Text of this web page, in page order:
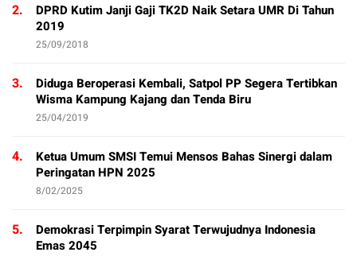
2.
DPRD Kutim Janji Gaji TK2D Naik Setara UMR Di Tahun
2019
25/09/2018
3.
Diduga Beroperasi Kembali, Satpol PP Segera Tertibkan
Wisma Kampung Kajang dan Tenda Biru
25/04/2019
4.
Ketua Umum SMSI Temui Mensos Bahas Sinergi dalam
Peringatan HPN 2025
8/02/2025
5.
Demokrasi Terpimpin Syarat Terwujudnya Indonesia
Emas 2045